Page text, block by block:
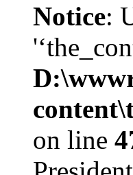
Notice:
on line